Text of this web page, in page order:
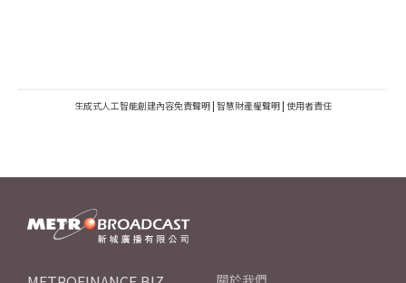
生成式人工智能創建內容免責聲明 | 智慧財產權聲明 | 使用者責任